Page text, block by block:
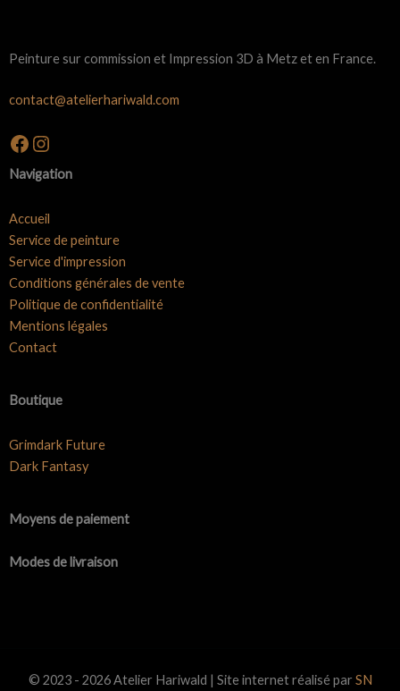
Peinture sur commission et Impression 3D à Metz et en France.
contact@atelierhariwald.com
Facebook
Instagram
Navigation
Accueil
Service de peinture
Service d'impression
Conditions générales de vente
Politique de confidentialité
Mentions légales
Contact
Boutique
Grimdark Future
Dark Fantasy
Moyens de paiement
Modes de livraison
© 2023 - 2026 Atelier Hariwald | Site internet réalisé par SN